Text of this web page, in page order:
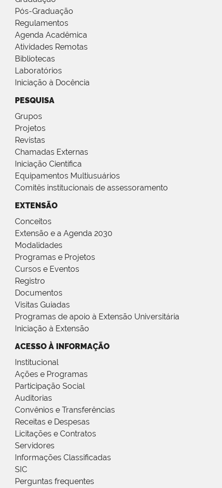
Pós-Graduação
Regulamentos
Agenda Acadêmica
Atividades Remotas
Bibliotecas
Laboratórios
Iniciação à Docência
PESQUISA
Grupos
Projetos
Revistas
Chamadas Externas
Iniciação Científica
Equipamentos Multiusuários
Comitês institucionais de assessoramento
EXTENSÃO
Conceitos
Extensão e a Agenda 2030
Modalidades
Programas e Projetos
Cursos e Eventos
Registro
Documentos
Visitas Guiadas
Programas de apoio à Extensão Universitária
Iniciação à Extensão
ACESSO À INFORMAÇÃO
Institucional
Ações e Programas
Participação Social
Auditorias
Convênios e Transferências
Receitas e Despesas
Licitações e Contratos
Servidores
Informações Classificadas
SIC
Perguntas frequentes